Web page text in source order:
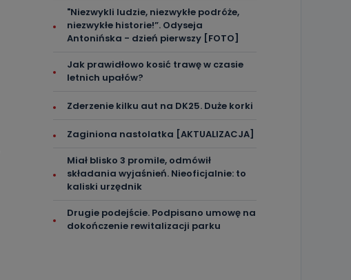
"Niezwykli ludzie, niezwykłe podróże,
niezwykłe historie!”. Odyseja
Antonińska - dzień pierwszy [FOTO]
Jak prawidłowo kosić trawę w czasie
letnich upałów?
Zderzenie kilku aut na DK25. Duże korki
Zaginiona nastolatka [AKTUALIZACJA]
Miał blisko 3 promile, odmówił
składania wyjaśnień. Nieoficjalnie: to
kaliski urzędnik
Drugie podejście. Podpisano umowę na
dokończenie rewitalizacji parku